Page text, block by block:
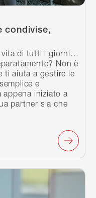
condivise,
vita di tutti i giorni…
Non è
ti aiuta a gestire le
e
iniziato a
partner sia che